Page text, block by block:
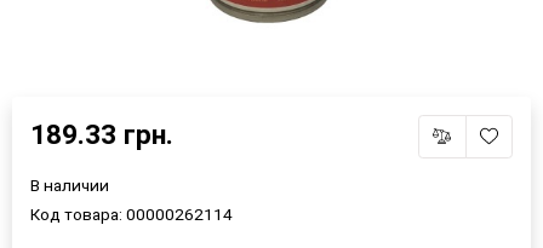
189.33 грн.
В наличии
Код товара: 00000262114